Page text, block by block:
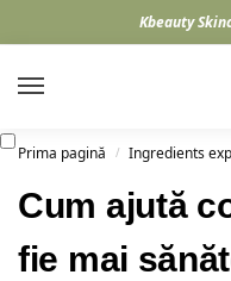
Kbeauty
Prima pagină / Ingredients
Cum ajută
fie mai